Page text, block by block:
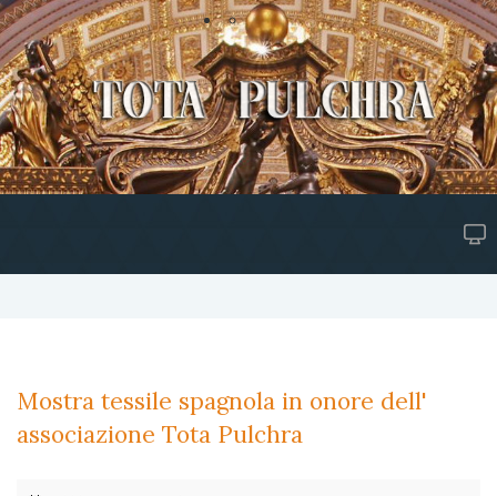
Mostra tessile spagnola in onore dell'
associazione Tota Pulchra